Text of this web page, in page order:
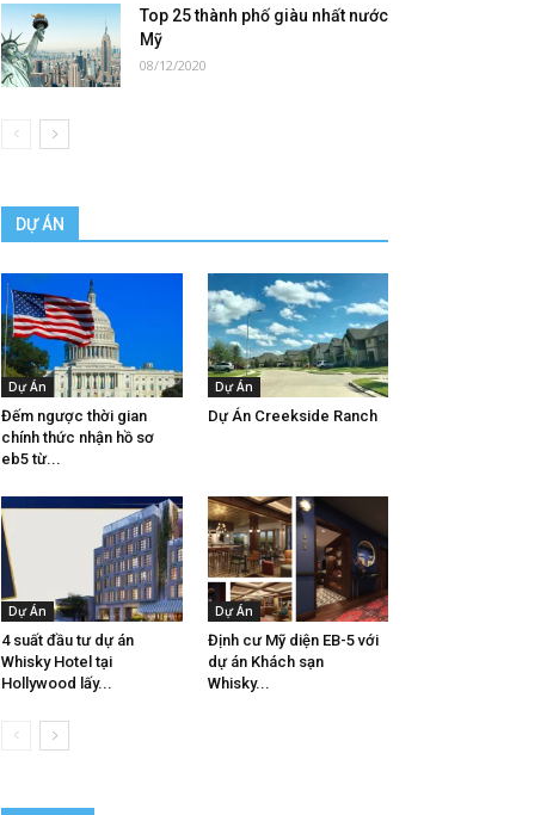
Top 25 thành phố giàu nhất nước
Mỹ
08/12/2020
DỰ ÁN
Dự Án
Đếm ngược thời gian
chính thức nhận hồ sơ
eb5 từ...
Dự Án
Dự Án Creekside Ranch
Dự Án
4 suất đầu tư dự án
Whisky Hotel tại
Hollywood lấy...
Dự Án
Định cư Mỹ diện EB-5 với
dự án Khách sạn
Whisky...